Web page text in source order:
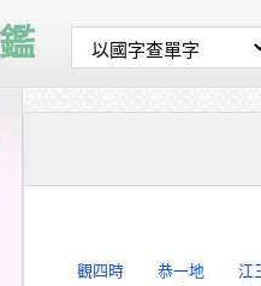
觀四時 恭一地 江